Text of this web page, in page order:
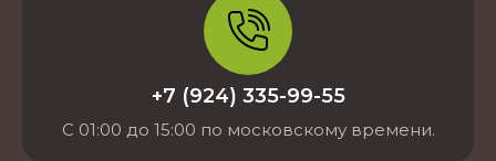
+7 (924) 335-99-55
С 01:00 до 15:00 по московскому времени.